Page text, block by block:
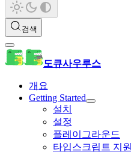
검색
도큐사우루스
개요
Getting Started
설치
설정
플레이그라운드
타입스크립트 지원